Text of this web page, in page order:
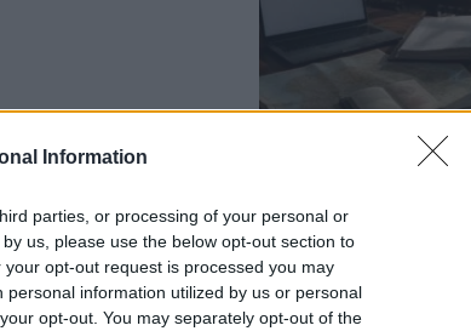
Information
parties, or processing of your personal or
us, please use the below opt-out section to
opt-out request is processed you may
information utilized by us or personal
opt-out. You may separately opt-out of the
ciudad rodeada de
y que a 25 km
Jornadas
Movilidad
Universidad de